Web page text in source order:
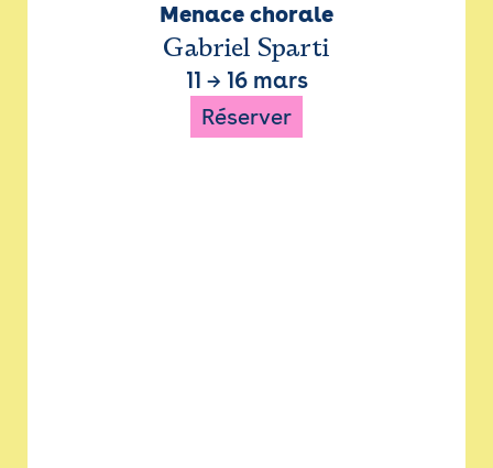
Menace chorale
Gabriel Sparti
11 → 16 mars
Réserver